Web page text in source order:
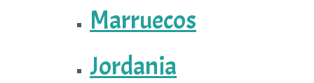
Marruecos
Jordania